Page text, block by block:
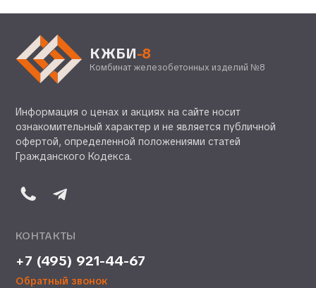
КЖБИ-8
Комбинат железобетонных изделий №8
Информация о ценах и акциях на сайте носит
ознакомительный характер и не является публичной
офертой, определенной положениями статей
Гражданского Кодекса.
КОНТАКТЫ
+7 (495) 921-44-67
Обратный звонок